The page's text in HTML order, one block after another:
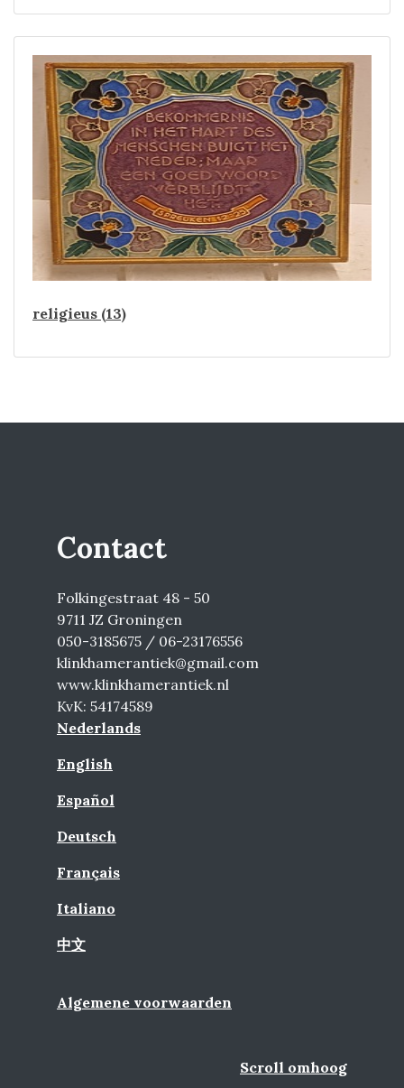
religieus (13)
Contact
Folkingestraat 48 - 50
9711 JZ Groningen
050-3185675 / 06-23176556
klinkhamerantiek@gmail.com
www.klinkhamerantiek.nl
KvK: 54174589
Nederlands
English
Español
Deutsch
Français
Italiano
中文
Algemene voorwaarden
Scroll omhoog